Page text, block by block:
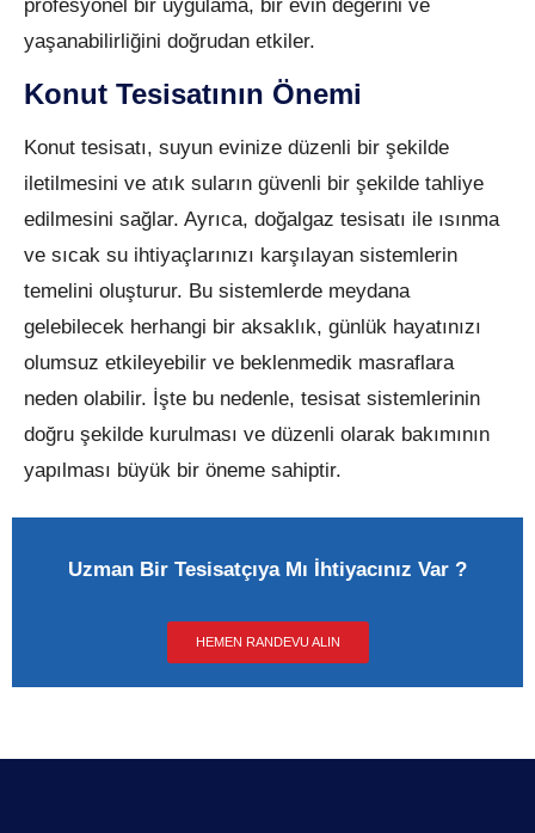
profesyonel bir uygulama, bir evin değerini ve
yaşanabilirliğini doğrudan etkiler.
Konut Tesisatının Önemi
Konut tesisatı, suyun evinize düzenli bir şekilde
iletilmesini ve atık suların güvenli bir şekilde tahliye
edilmesini sağlar. Ayrıca, doğalgaz tesisatı ile ısınma
ve sıcak su ihtiyaçlarınızı karşılayan sistemlerin
temelini oluşturur. Bu sistemlerde meydana
gelebilecek herhangi bir aksaklık, günlük hayatınızı
olumsuz etkileyebilir ve beklenmedik masraflara
neden olabilir. İşte bu nedenle, tesisat sistemlerinin
doğru şekilde kurulması ve düzenli olarak bakımının
yapılması büyük bir öneme sahiptir.
Uzman Bir Tesisatçıya Mı İhtiyacınız Var ?
HEMEN RANDEVU ALIN